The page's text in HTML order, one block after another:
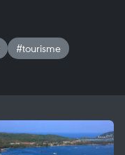
#tourisme